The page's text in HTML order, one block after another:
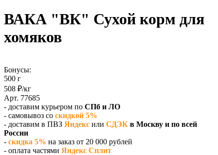
ВАКА "ВК" Сухой корм для
хомяков
Бонусы:
500 г
508 ₽/кг
Арт. 77685
- доставим курьером по СПб и ЛО
- самовывоз со скидкой 5%
- доставим в ПВЗ Яндекс или СДЭК в Москву и по всей
России
- скидка 5% на заказ от 20 000 рублей
- оплата частями Яндекс Сплит